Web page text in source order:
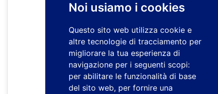
Noi usiamo i cookies
Questo sito web utilizza cookie e
altre tecnologie di tracciamento per
migliorare la tua esperienza di
navigazione per i seguenti scopi:
per abilitare le funzionalità di base
del sito web, per fornire una